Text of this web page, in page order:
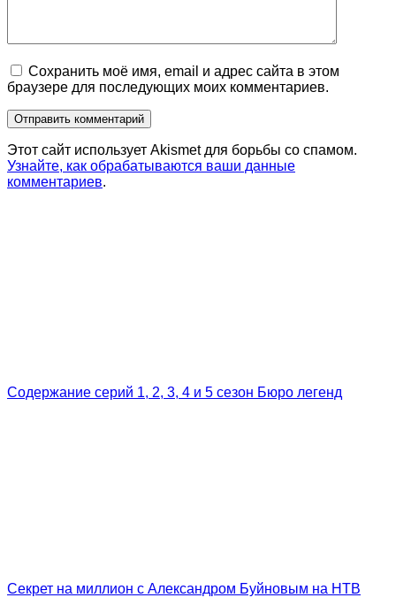
Сохранить моё имя, email и адрес сайта в этом
браузере для последующих моих комментариев.
Этот сайт использует Akismet для борьбы со спамом.
Узнайте, как обрабатываются ваши данные
комментариев.
Содержание серий 1, 2, 3, 4 и 5 сезон Бюро легенд
Секрет на миллион с Александром Буйновым на НТВ